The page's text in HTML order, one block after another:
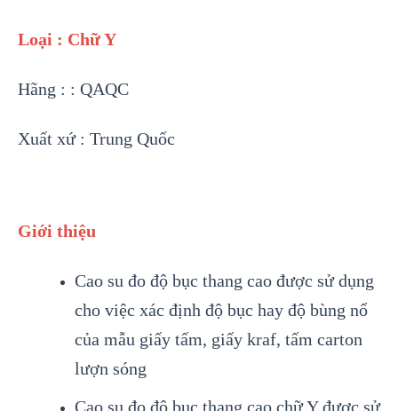
Loại : Chữ Y
Hãng : : QAQC
Xuất xứ : Trung Quốc
Giới thiệu
Cao su đo độ bục thang cao được sử dụng
cho việc xác định độ bục hay độ bùng nổ
của mẫu giấy tấm, giấy kraf, tấm carton
lượn sóng
Cao su đo độ bục thang cao chữ Y được sử